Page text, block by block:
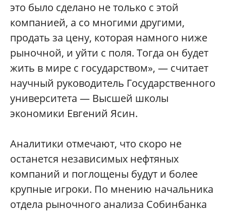
это было сделано не только с этой
компанией, а со многими другими,
продать за цену, которая намного ниже
рыночной, и уйти с поля. Тогда он будет
жить в мире с государством», — считает
научный руководитель Государственного
университета — Высшей школы
экономики Евгений Ясин.
Аналитики отмечают, что скоро не
останется независимых нефтяных
компаний и поглощены будут и более
крупные игроки. По мнению начальника
отдела рыночного анализа Собинбанка